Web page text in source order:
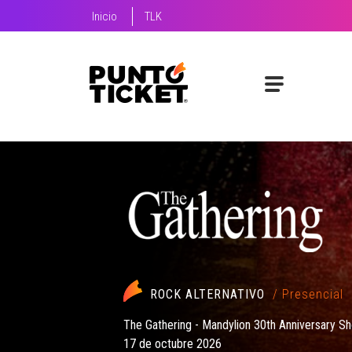
Inicio TLK
ROCK ALTERNATIVO / Presencial
The Gathering - Mandylion 30th Anniversary
17 de octubre 2026